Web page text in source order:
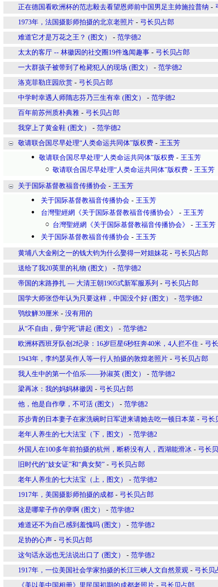
正在德国看欧洲杯的范志毅去看望恩师前中国男足主帅施拉普纳 -
1973年，法国摄影师拍摄的北京老照片 - 弓长贝占郎
难道它才是万花之王？ (图文） - 范学德2
太太的客厅 -- 林徽因的社交圈19件逸闻趣事 - 弓长贝占郎
一大群孩子被带到了枪毙犯人的现场 (图文） - 范学德2
洛克菲勒庄园欣赏 - 弓长贝占郎
中学时幸遇人师隋志芬乃三生有幸 (图文） - 范学德2
百年前苏州质朴典雅 - 弓长贝占郎
我穿上了黄金鞋 (图文） - 范学德2
敬请联合国尽早处理“人类命运共同体”版权费 - 王玉芳
敬请联合国尽早处理“人类命运共同体”版权费 - 王玉芳
敬请联合国尽早处理“人类命运共同体”版权费 - 王玉芳
关于国际基督教福音传播协会 - 王玉芳
关于国际基督教福音传播协会 - 王玉芳
台灣聖經網《关于国际基督教福音传播协会》
- 王玉芳
台灣聖經網《关于国际基督教福音传播协会》
- 王玉芳
关于国际基督教福音传播协会 - 王玉芳
黄埔八大金刚之一的钱大钧为什么娶得一对姐妹花 - 弓长贝占郎
送给了我20英里的礼物 (图文） - 范学德2
帝国的末路挣扎 — 大清王朝1905式新军服系列 - 弓长贝占郎
国学大师张岱年认为只要这样，中国没个好 (图文） - 范学德2
鸮纹觯39厘米 - 没有用的
从“不自由，毋宁死”讲起 (图文） - 范学德2
欧洲杯西班牙队创2纪录：16岁巨星6秒狂奔40米，4人拦不住 - 弓
1943年，李约瑟吴作人等一行人拍摄的敦煌老照片 - 弓长贝占郎
我人生中的第一个伯乐——孙淑英 (图文） - 范学德2
梁再冰：我的妈妈林徽因 - 弓长贝占郎
他，他是自作孽，不可活 (图文） - 范学德2
苏步青的日本妻子在家洗碗时日军进来请她去吃一顿日本菜 - 弓长
老年人养生的七大法宝（下，图文） - 范学德2
外国人在100多年前拍摄的杭州，断桥没有人，西湖能滑冰 - 弓长
旧时代的“妓女证”和“典女契” - 弓长贝占郎
老年人养生的七大法宝（上，图文） - 范学德2
1917年，美国摄影师拍摄的成都 - 弓长贝占郎
这是哪辈子作的孽啊 (图文） - 范学德2
难道还不为自己感到羞愧吗 (图文） - 范学德2
足协的心声 - 弓长贝占郎
这句话永远也无法说出口了 (图文） - 范学德2
1917年，一位美国社会学家拍摄的长江三峡人文自然景观 - 弓长贝
《美以美中国相册》里民国初期的成都老照片 - 弓长贝占郎